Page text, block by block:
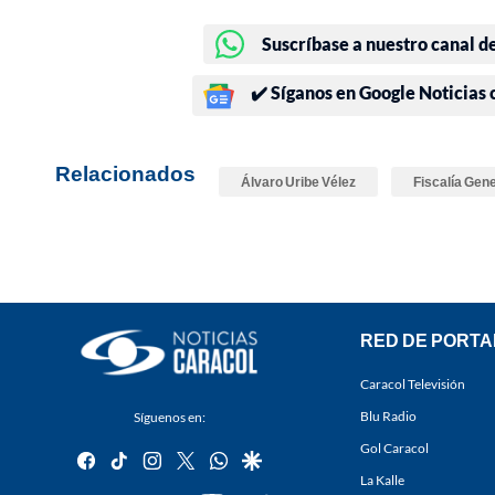
Suscríbase a nuestro canal
✔️ Síganos en Google
Relacionados Álvaro Uribe Vélez Fiscalía
Síguenos en:
facebook
tiktok instagram
twitterwhatsapp
google
RED DE
Caracol Televisión
Blu Radio
Gol Caracol
La Kalle